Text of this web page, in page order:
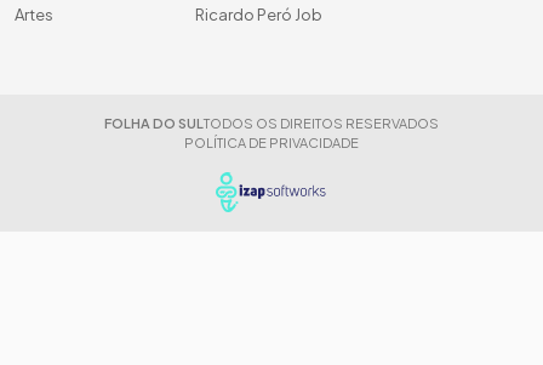
Artes
Ricardo Peró Job
FOLHA DO SUL TODOS OS DIREITOS RESERVADOS
POLÍTICA DE PRIVACIDADE